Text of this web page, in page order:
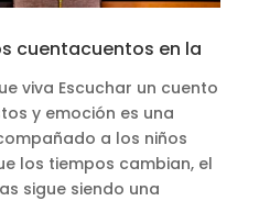
cuentacuentos en la
viva Escuchar un cuento
y emoción es una
a los niños
los tiempos cambian, el
sigue siendo una